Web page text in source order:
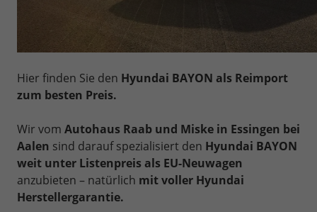
Hier finden Sie den Hyundai BAYON als Reimport
zum besten Preis.
Wir vom Autohaus Raab und Miske in Essingen bei
Aalen sind darauf spezialisiert den Hyundai BAYON
weit unter Listenpreis als EU-Neuwagen
anzubieten – natürlich mit voller Hyundai
Herstellergarantie.